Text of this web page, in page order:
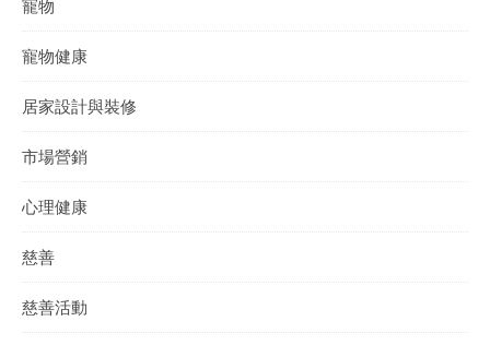
寵物
寵物健康
居家設計與裝修
市場營銷
心理健康
慈善
慈善活動